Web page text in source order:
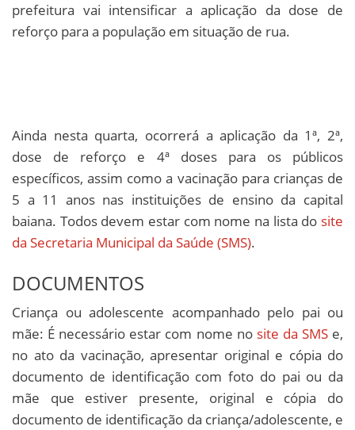
prefeitura vai intensificar a aplicação da dose de
reforço para a população em situação de rua.
Ainda nesta quarta, ocorrerá a aplicação da 1ª, 2ª,
dose de reforço e 4ª doses para os públicos
específicos, assim como a vacinação para crianças de
5 a 11 anos nas instituições de ensino da capital
baiana. Todos devem estar com nome na lista do site
da Secretaria Municipal da Saúde (SMS).
DOCUMENTOS
Criança ou adolescente acompanhado pelo pai ou
mãe: É necessário estar com nome no site da SMSe,
no ato da vacinação, apresentar original e cópia do
documento de identificação com foto do pai ou da
mãe que estiver presente, original e cópia do
documento de identificação da criança/adolescente, e